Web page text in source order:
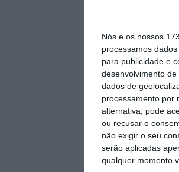
Nós e os nossos
processamos
para publicidade e
desenvolvimento de
dados de
processamento por
alternativa, pode
ou recusar o
não exigir o seu
serão aplicadas
qualquer momento